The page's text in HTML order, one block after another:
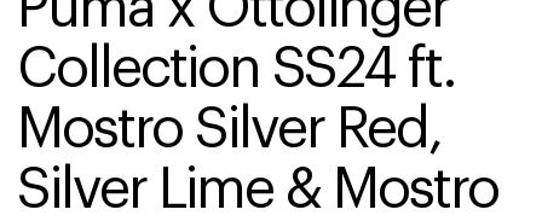
Collection SS24 ft.
Mostro Silver Red,
Silver Lime & Mostro